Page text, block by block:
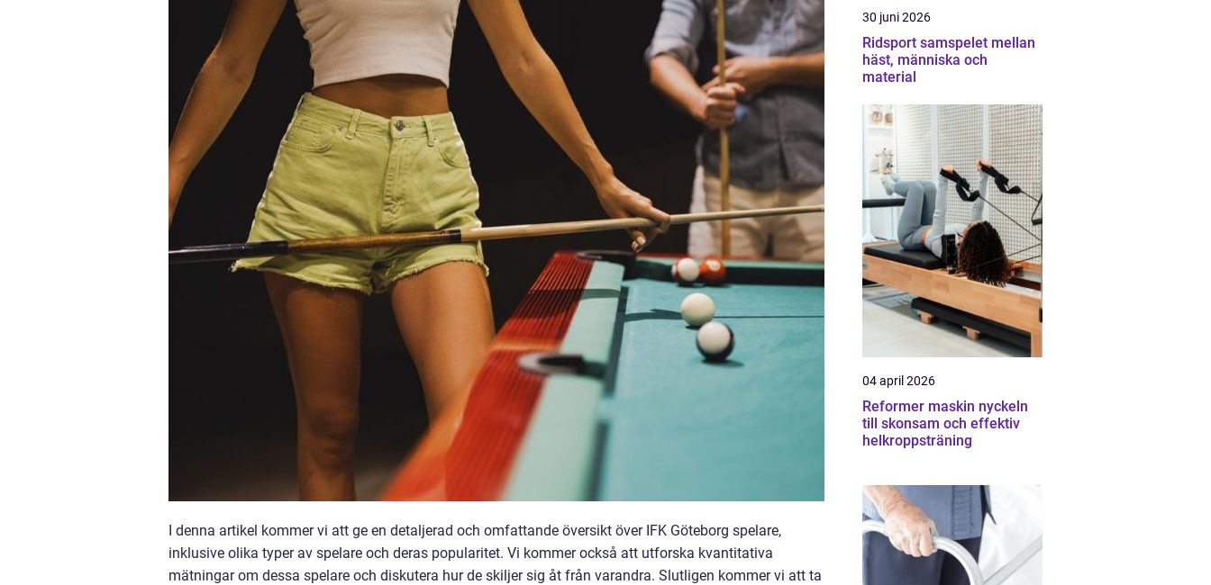
I denna artikel kommer vi att ge en detaljerad och omfattande översikt över IFK Göteborg spelare,
inklusive olika typer av spelare och deras popularitet. Vi kommer också att utforska kvantitativa
mätningar om dessa spelare och diskutera hur de skiljer sig åt från varandra. Slutligen kommer vi att ta
30 juni 2026
Ridsport samspelet mellan
häst, människa och
material
04 april 2026
Reformer maskin nyckeln
till skonsam och effektiv
helkroppsträning